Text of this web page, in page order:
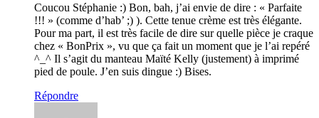
Coucou Stéphanie :) Bon, bah, j’ai envie de dire : « Parfaite
!!! » (comme d’hab’ ;) ). Cette tenue crème est très élégante.
Pour ma part, il est très facile de dire sur quelle pièce je craque
chez « BonPrix », vu que ça fait un moment que je l’ai repéré
^_^ Il s’agit du manteau Maïté Kelly (justement) à imprimé
pied de poule. J’en suis dingue :) Bises.
Répondre